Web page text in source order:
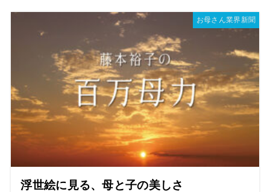
お母さん業界新聞
浮世絵に見る、母と子の美しさ